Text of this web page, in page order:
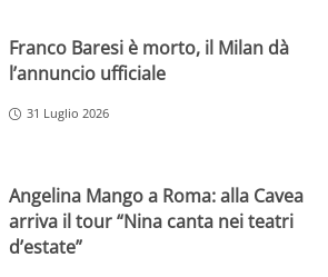
Franco Baresi è morto, il Milan dà
l’annuncio ufficiale
31 Luglio 2026
Angelina Mango a Roma: alla Cavea
arriva il tour “Nina canta nei teatri
d’estate”